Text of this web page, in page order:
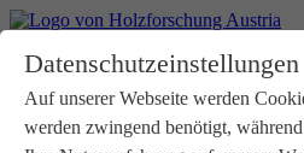
Datenschutzeinstellungen
Auf unserer Webseite werden
werden zwingend benötigt,
Aktuelles
Downloads
Kontakt